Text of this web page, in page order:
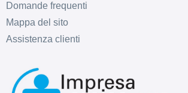
Domande frequenti
Mappa del sito
Assistenza clienti